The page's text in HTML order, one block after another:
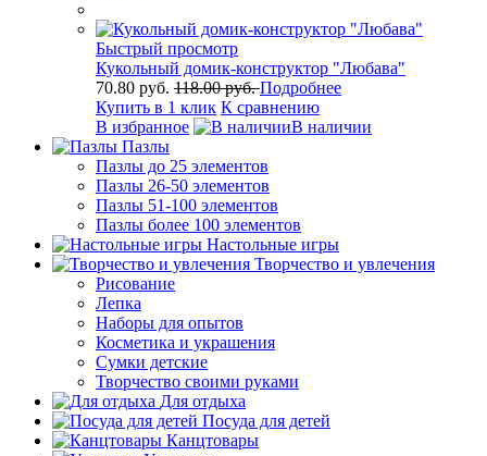
Быстрый просмотр
Кукольный домик-конструктор "Любава"
70.80 руб. 118.00 руб.Подробнее
Купить в 1 клик К сравнению
В избранное
В наличии
Пазлы
Пазлы до 25 элементов
Пазлы 26-50 элементов
Пазлы 51-100 элементов
Пазлы более 100 элементов
Настольные игры
Творчество и увлечения
Рисование
Лепка
Наборы для опытов
Косметика и украшения
Сумки детские
Творчество своими руками
Для отдыха
Посуда для детей
Канцтовары